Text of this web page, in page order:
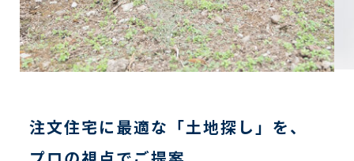
注文住宅に最適な「土地探し」を、